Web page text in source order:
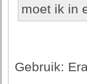
moet ik in
Gebruik: